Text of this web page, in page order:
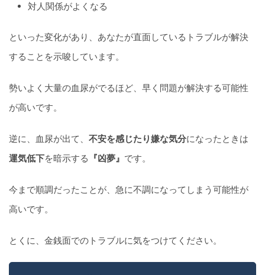
対人関係がよくなる
といった変化があり、あなたが直面しているトラブルが解決
することを示唆しています。
勢いよく大量の血尿がでるほど、早く問題が解決する可能性
が高いです。
逆に、血尿が出て、 不安を感じたり嫌な気分になったときは
運気低下を暗示する 『凶夢』 です。
今まで順調だったことが、急に不調になってしまう可能性が
高いです。
とくに、金銭面でのトラブルに気をつけてください。